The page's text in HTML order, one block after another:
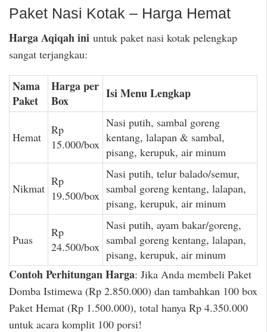
Paket Nasi Kotak – Harga Hemat
Harga Aqiqah ini untuk paket nasi kotak pelengkap
sangat terjangkau:
Nama
Paket
Harga per
Box
Isi Menu Lengkap
Hemat
Rp
15.000/box
Nasi putih, sambal goreng
kentang, lalapan & sambal,
pisang, kerupuk, air minum
Nikmat
Rp
19.500/box
Nasi putih, telur balado/semur,
sambal goreng kentang, lalapan,
pisang, kerupuk, air minum
Puas
Rp
24.500/box
Nasi putih, ayam bakar/goreng,
sambal goreng kentang, lalapan,
pisang, kerupuk, air minum
Contoh Perhitungan Harga: Jika Anda membeli Paket
Domba Istimewa (Rp 2.850.000) dan tambahkan 100 box
Paket Hemat (Rp 1.500.000), total hanya Rp 4.350.000
untuk acara komplit 100 porsi!